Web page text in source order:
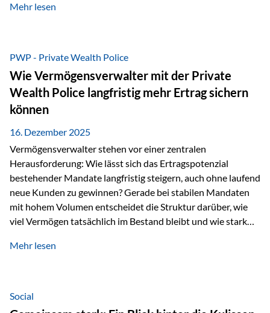
beeindruckendes Panorama, sondern auch etwas, das im
verschneiter Landschaft, bei feinem Essen, guter Musik und
einer entspannten…
Mehr lesen
PWP - Private Wealth Police
Wie Vermögensverwalter mit der Private
Wealth Police langfristig mehr Ertrag sichern
können
16. Dezember 2025
Vermögensverwalter stehen vor einer zentralen
Herausforderung: Wie lässt sich das Ertragspotenzial
bestehender Mandate langfristig steigern, auch ohne laufend
neue Kunden zu gewinnen? Gerade bei stabilen Mandaten
mit hohem Volumen entscheidet die Struktur darüber, wie
viel Vermögen tatsächlich im Bestand bleibt und wie stark
Beispiel verdeutlicht diese Wirkung besonders deutlich.
hinzukommen, spielt nicht nur die Rendite eine Rolle. Auch
steuerliche Effekte haben einen erheblichen Einfluss auf…
Mehr lesen
Social